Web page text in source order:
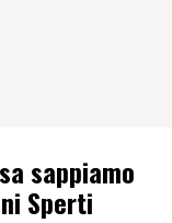
sappiamo
Sperti